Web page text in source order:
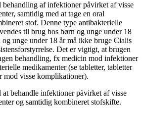
af infektioner påvirket af visse
samtidig med at tage en oral
stof. Denne type antibakterielle
til brug hos børn og unge under 18
unge under 18 år må ikke bruge Cialis
Det er vigtigt, at brugen
behandling, fx medicin mod infektioner
medikamenter (se tabletter, tabletter
mod visse komplikationer).
behandle infektioner påvirket af visse
og samtidig kombineret stofskifte.